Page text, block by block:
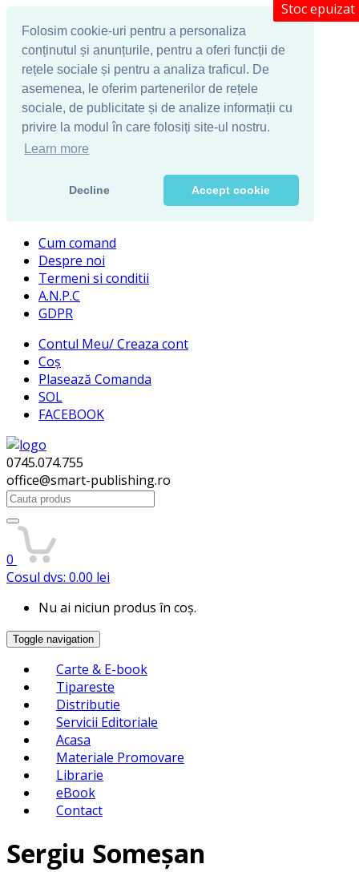
Folosim cookie-uri pentru a personaliza
conținutul și anunțurile, pentru a oferi funcții de
rețele sociale și pentru a analiza traficul. De
asemenea, le oferim partenerilor de rețele
sociale, de publicitate și de analize informații cu
privire la modul în care folosiți site-ul nostru.
Learn more
Decline Accept cookie
Cum comand
Despre noi
Termeni si conditii
A.N.P.C
GDPR
Contul Meu/ Creaza cont
Coș
Plasează Comanda
SOL
FACEBOOK
0745.074.755
office@smart-publishing.ro
Search
for:
0
Cosul dvs: 0.00 lei
Nu ai niciun produs în coș.
Toggle navigation
Carte & E-book
Tipareste
Distributie
Servicii Editoriale
Acasa
Materiale Promovare
Librarie
eBook
Contact
Sergiu Someșan
Stoc epuizat